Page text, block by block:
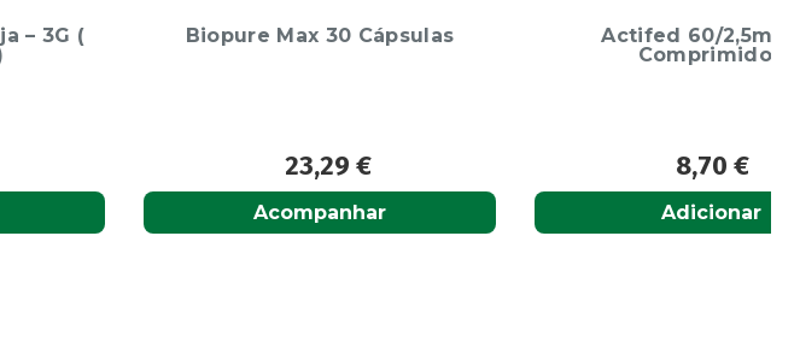
Biopure Max 30 Cápsulas
Actifed 60/2,5mg 20
Comprimidos